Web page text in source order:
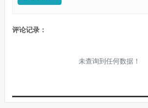
评论记录：
未查询到任何数据！